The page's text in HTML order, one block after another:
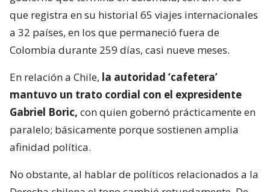
que registra en su historial 65 viajes internacionales
a 32 países, en los que permaneció fuera de
Colombia durante 259 días, casi nueve meses.
En relación a Chile, la autoridad ‘cafetera’
mantuvo un trato cordial con el expresidente
Gabriel Boric, con quien gobernó prácticamente en
paralelo; básicamente porque sostienen amplia
afinidad política.
No obstante, al hablar de políticos relacionados a la